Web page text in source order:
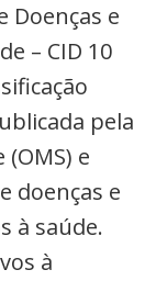
Doenças e
– CID 10
pela
e
doenças e
à saúde.
à